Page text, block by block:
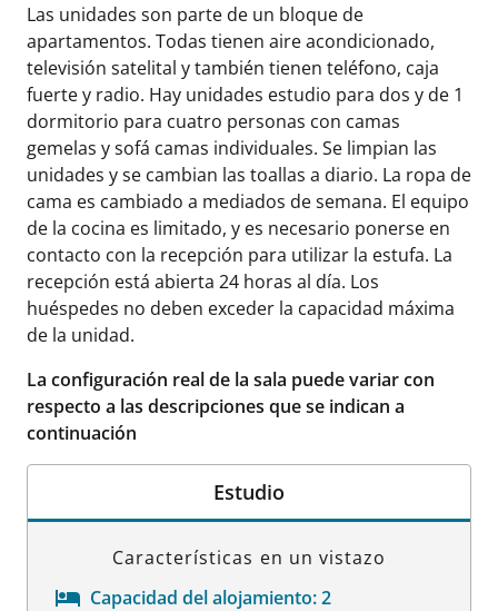
Las unidades son parte de un bloque de
apartamentos. Todas tienen aire acondicionado,
televisión satelital y también tienen teléfono, caja
fuerte y radio. Hay unidades estudio para dos y de 1
dormitorio para cuatro personas con camas
gemelas y sofá camas individuales. Se limpian las
unidades y se cambian las toallas a diario. La ropa de
cama es cambiado a mediados de semana. El equipo
de la cocina es limitado, y es necesario ponerse en
contacto con la recepción para utilizar la estufa. La
recepción está abierta 24 horas al día. Los
huéspedes no deben exceder la capacidad máxima
de la unidad.
La configuración real de la sala puede variar con
respecto a las descripciones que se indican a
continuación
Estudio
Características en un vistazo
Capacidad del alojamiento:2